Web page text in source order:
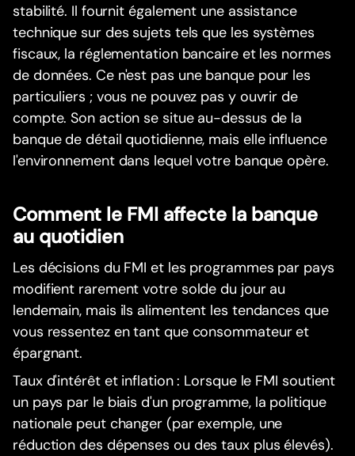
stabilité. Il fournit également une assistance
technique sur des sujets tels que les systèmes
fiscaux, la réglementation bancaire et les normes
de données. Ce n'est pas une banque pour les
particuliers ; vous ne pouvez pas y ouvrir de
compte. Son action se situe au-dessus de la
banque de détail quotidienne, mais elle influence
l'environnement dans lequel votre banque opère.
Comment le FMI affecte la banque
au quotidien
Les décisions du FMI et les programmes par pays
modifient rarement votre solde du jour au
lendemain, mais ils alimentent les tendances que
vous ressentez en tant que consommateur et
épargnant.
Taux d'intérêt et inflation : Lorsque le FMI soutient
un pays par le biais d'un programme, la politique
nationale peut changer (par exemple, une
réduction des dépenses ou des taux plus élevés).